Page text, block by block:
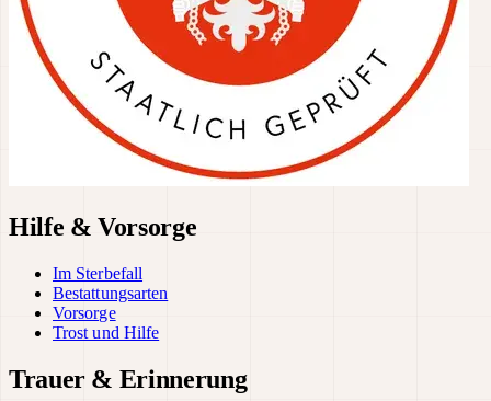
Hilfe & Vorsorge
Im Sterbefall
Bestattungsarten
Vorsorge
Trost und Hilfe
Trauer & Erinnerung